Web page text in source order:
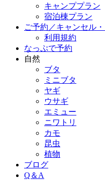
キャンププラン
宿泊棟プラン
ご予約／キャンセル
利用規約
なっぷで予約
自然
ブタ
ミニブタ
ヤギ
ウサギ
エミュー
ニワトリ
カモ
昆虫
植物
ブログ
Q＆A